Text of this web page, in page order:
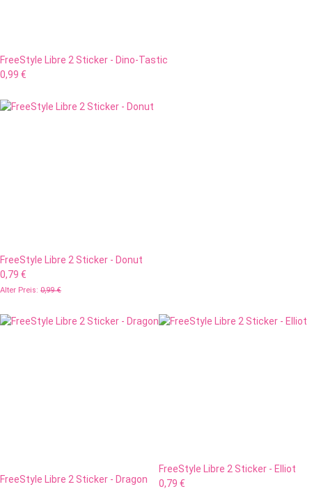
FreeStyle Libre 2 Sticker - Dino-Tastic
0,99 €
FreeStyle Libre 2 Sticker - Donut
0,79 €
Alter Preis: 0,99 €
FreeStyle Libre 2 Sticker - Dragon
FreeStyle Libre 2 Sticker - Elliot
0,79 €